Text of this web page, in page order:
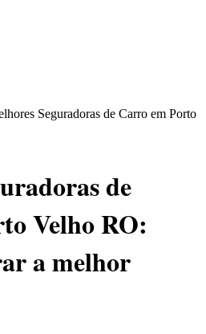
Seguradoras de Carro em Porto
de
Velho RO:
a melhor